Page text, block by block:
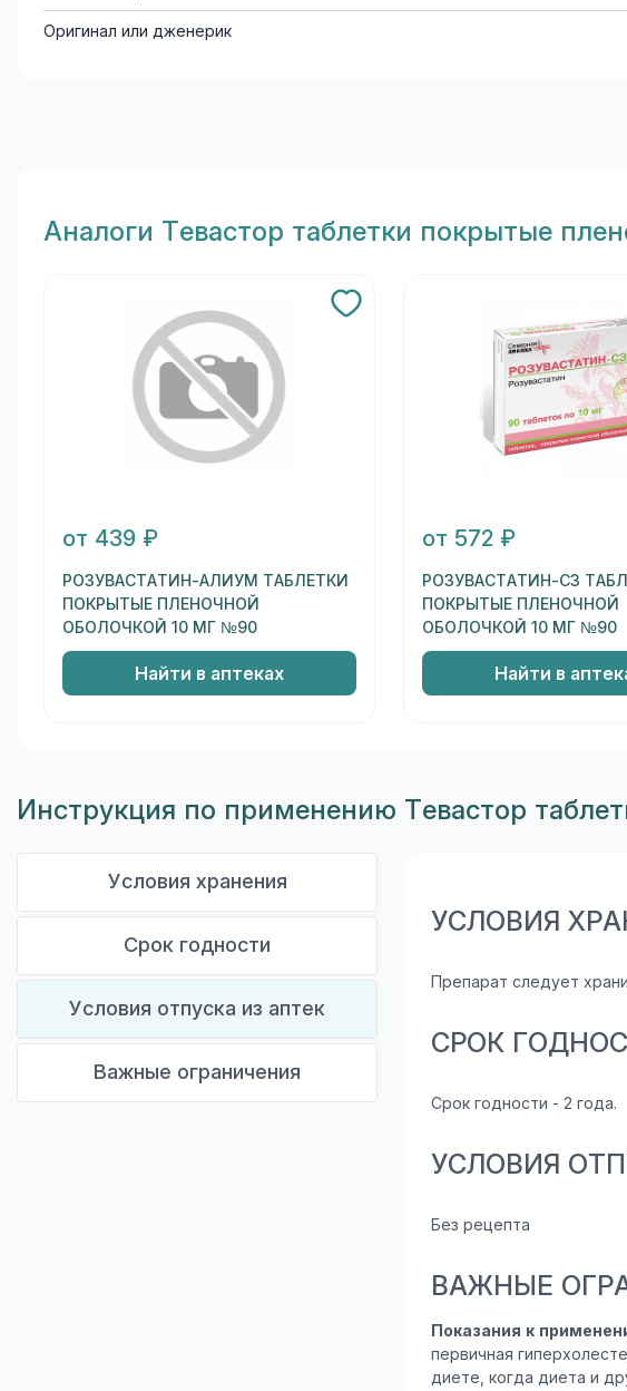
Оригинал или дженерик
Aналоги Тевастор таблетки покрытые
от 439 ₽
РОЗУВАСТАТИН-АЛИУМ ТАБЛЕТКИ
ПОКРЫТЫЕ ПЛЕНОЧНОЙ
ОБОЛОЧКОЙ 10 МГ №90
Найти в аптеках
от 572 ₽
РОЗУВАСТАТИН-СЗ
ПОКРЫТЫЕ ПЛЕНОЧНОЙ
ОБОЛОЧКОЙ 10 МГ №90
Найти в
Инструкция по применению Тевастор
Условия хранения
Срок годности
Условия отпуска из аптек
Важные ограничения
УСЛОВИЯ
Препарат следует
СРОК
Срок годности - 2 года.
УСЛОВИЯ
Без рецепта
ВАЖНЫЕ
Показания к
первичная
диете, когда диета и